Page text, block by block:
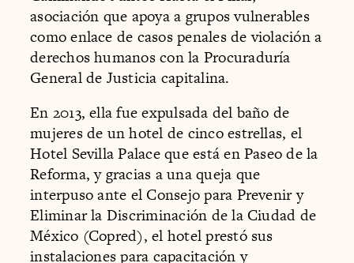
asociación que apoya a grupos vulnerables
como enlace de casos penales de violación a
derechos humanos con la Procuraduría
General de Justicia capitalina.
En 2013, ella fue expulsada del baño de
mujeres de un hotel de cinco estrellas, el
Hotel Sevilla Palace que está en Paseo de la
Reforma, y gracias a una queja que
interpuso ante el Consejo para Prevenir y
Eliminar la Discriminación de la Ciudad de
México (Copred), el hotel prestó sus
instalaciones para capacitación y